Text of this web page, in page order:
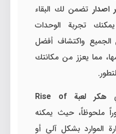
تضمن لك البقاء
تجربة الوحدات
الجميع واكتشاف أفضل
مما يعزز من مكانتك
هكر لعبة Rise of
ملحوظاً، حيث يمكنه
الموارد بشكل آلي أو